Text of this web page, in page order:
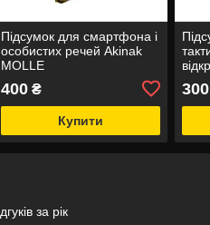
Підсумок для смартфона і
особистих речей Akinak
MOLLE
400₴
Купити
300
за рік